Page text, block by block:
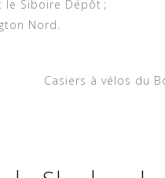
le Siboire Dépôt ;
Nord.
Casiers à vélos du